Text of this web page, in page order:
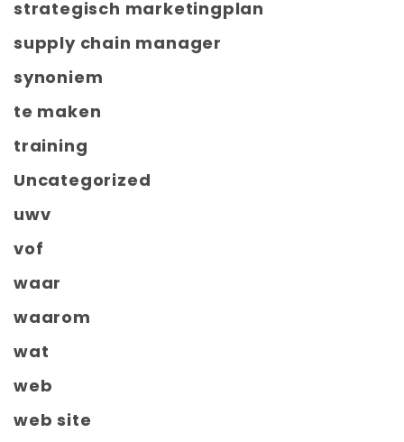
strategisch marketingplan
supply chain manager
synoniem
te maken
training
Uncategorized
uwv
vof
waar
waarom
wat
web
web site